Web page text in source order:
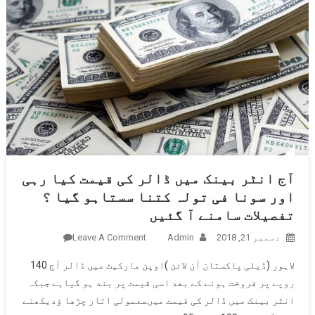
آج انٹر بینک میں ڈالر کی قیمت کیا رہی
اور سونا فی تولہ کتنا سستاہو گیا ؟
تفصیلات سامنے آ گئیں
دسمبر 21, 2018 Admin
Leave A Comment
بینک میں
ڈالر کی
قیمت کیا
لاہور (ڈیلی پاکستان آن لائن )اوپن مارکیٹ میں ڈالر آج 140
روپے پر فروخت ہونے کے بعد اسی قیمت پر بند ہو گیاہے جبکہ
انٹر بینک میں ڈالر کی قیمت میںمعمولی اتار چڑھا ﺅدیکھنے